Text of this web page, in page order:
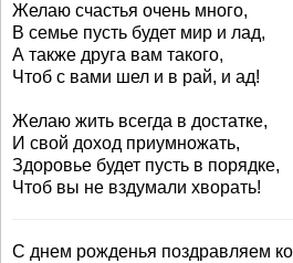
Желаю счастья очень много,
В семье пусть будет мир и лад,
А также друга вам такого,
Чтоб с вами шел и в рай, и ад!
Желаю жить всегда в достатке,
И свой доход приумножать,
Здоровье будет пусть в порядке,
Чтоб вы не вздумали хворать!
С днем рожденья поздравляем